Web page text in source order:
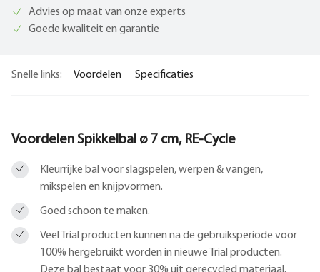
Advies op maat van onze experts
Goede kwaliteit en garantie
Snelle links: Voordelen Specificaties
Voordelen Spikkelbal ø 7 cm, RE-Cycle
Kleurrijke bal voor slagspelen, werpen & vangen,
mikspelen en knijpvormen.
Goed schoon te maken.
Veel Trial producten kunnen na de gebruiksperiode voor
100% hergebruikt worden in nieuwe Trial producten.
Deze bal bestaat voor 30% uit gerecycled materiaal.